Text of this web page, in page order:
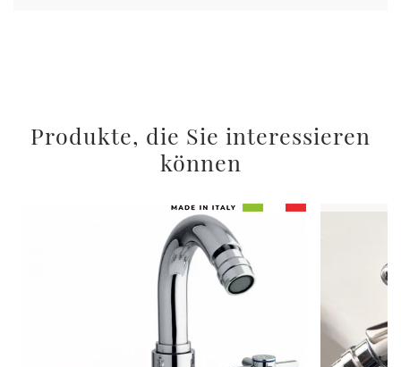
Produkte, die Sie interessieren
können